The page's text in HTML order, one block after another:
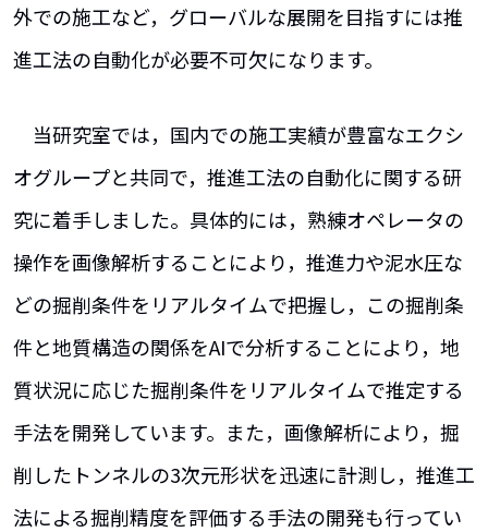
外での施工など，グローバルな展開を目指すには推
進工法の自動化が必要不可欠になります。
当研究室では，国内での施工実績が豊富なエクシ
オグループと共同で，推進工法の自動化に関する研
究に着手しました。具体的には，熟練オペレータの
操作を画像解析することにより，推進力や泥水圧な
どの掘削条件をリアルタイムで把握し，この掘削条
件と地質構造の関係をAIで分析することにより，地
質状況に応じた掘削条件をリアルタイムで推定する
手法を開発しています。また，画像解析により，掘
削したトンネルの3次元形状を迅速に計測し，推進工
法による掘削精度を評価する手法の開発も行ってい